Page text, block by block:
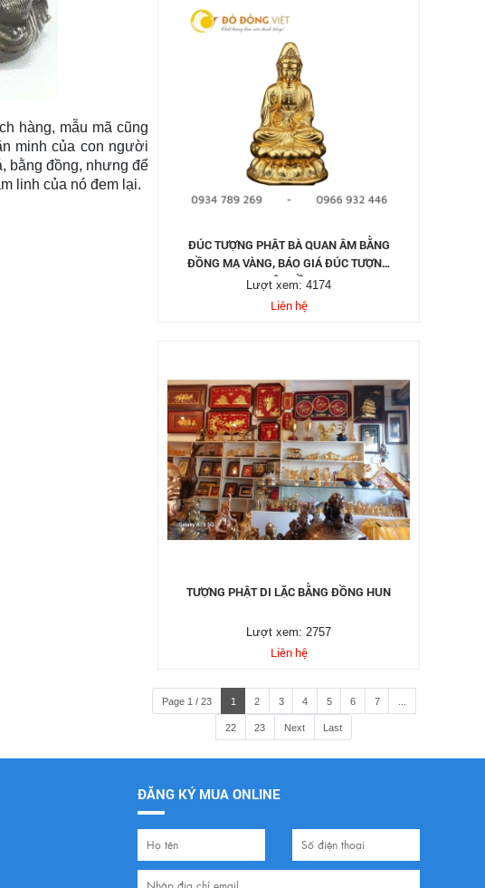
hàng, mẫu mã cũng
minh của con người
bằng đồng, nhưng để
linh của nó đem lại.
ĐÚC TƯỢNG PHẬT BÀ QUAN ÂM BẰNG
ĐỒNG MẠ VÀNG, BÁO GIÁ ĐÚC TƯỢNG
PHẬT ĐỒNG
Lượt xem: 4174
Liên hệ
TƯỢNG PHẬT DI LẶC BẰNG ĐỒNG HUN
Lượt xem: 2757
Liên hệ
Page 1 / 23 1 2 3 4 5 6 7
22 23 Next Last
ĐĂNG KÝ MUA ONLINE